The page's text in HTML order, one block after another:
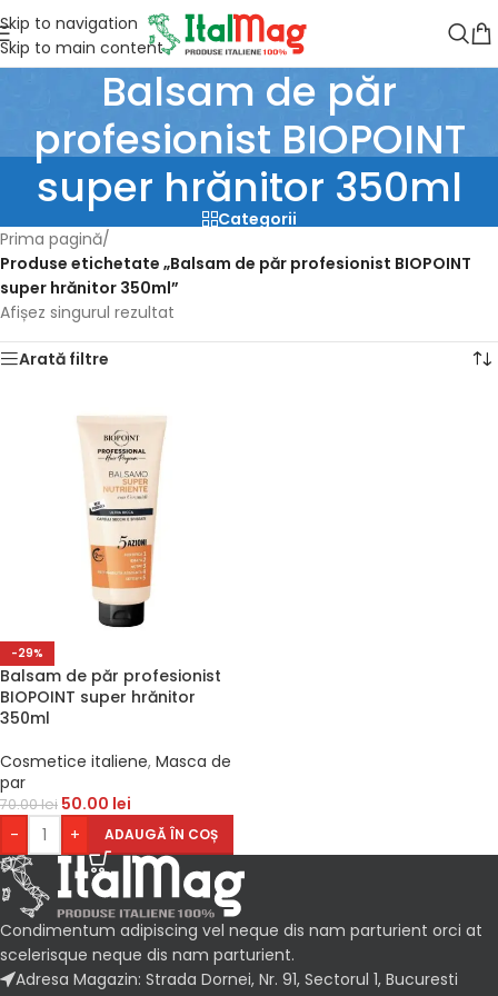
Skip to navigation
Skip to main content
Balsam de păr
profesionist BIOPOINT
super hrănitor 350ml
Categorii
Prima pagină/
Produse etichetate „Balsam de păr profesionist BIOPOINT
super hrănitor 350ml”
Afișez singurul rezultat
Arată filtre
-29%
Balsam de păr profesionist
BIOPOINT super hrănitor
350ml
Cosmetice italiene, Masca de
par
70.00lei 50.00 lei
-
+ ADAUGĂ ÎN COȘ
Condimentum adipiscing vel neque dis nam parturient orci at
scelerisque neque dis nam parturient.
Adresa Magazin: Strada Dornei, Nr. 91, Sectorul 1, Bucuresti